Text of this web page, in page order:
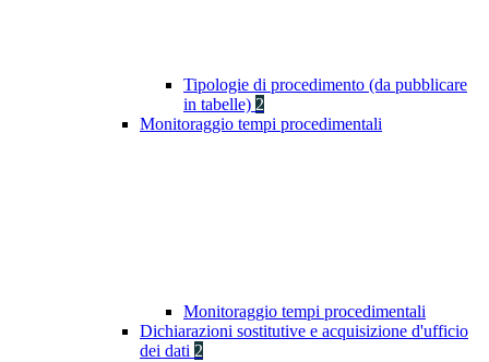
Tipologie di procedimento (da pubblicare
in tabelle) 2
Monitoraggio tempi procedimentali
Monitoraggio tempi procedimentali
Dichiarazioni sostitutive e acquisizione d'ufficio
dei dati 2